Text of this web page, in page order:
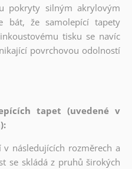
pokryty silným akrylovým
bát, že samolepící tapety
tisku se navíc
povrchovou odolností
tapet (uvedené v
následujících rozměrech a
se skládá z pruhů širokých